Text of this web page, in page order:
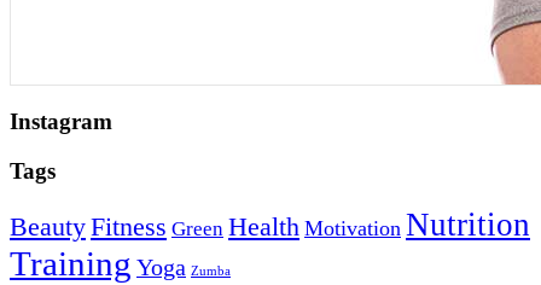
Instagram
Tags
BeautyFitness Green Health Motivation Nutrition
Training Yoga Zumba